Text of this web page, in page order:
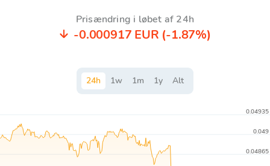
Prisændring i løbet af 24h
-0.000917 EUR (-1.87%)
24h 1w 1m 1y Alt
0.04865
0.049
0.04935